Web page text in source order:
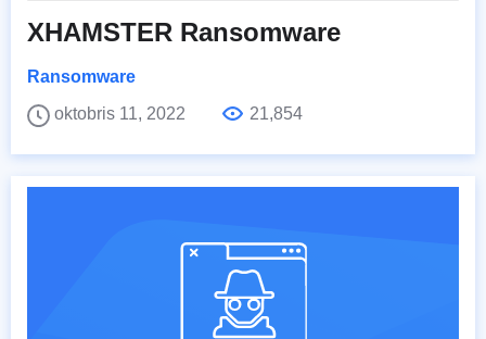
XHAMSTER Ransomware
Ransomware
oktobris 11, 2022
21,854